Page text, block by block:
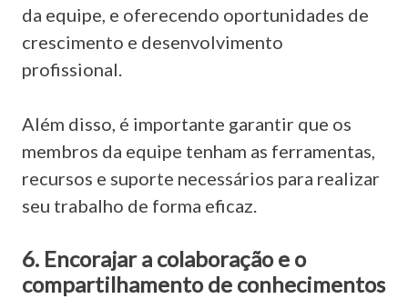
da equipe, e oferecendo oportunidades de
crescimento e desenvolvimento
profissional.
Além disso, é importante garantir que os
membros da equipe tenham as ferramentas,
recursos e suporte necessários para realizar
seu trabalho de forma eficaz.
6. Encorajar a colaboração e o
compartilhamento de conhecimentos